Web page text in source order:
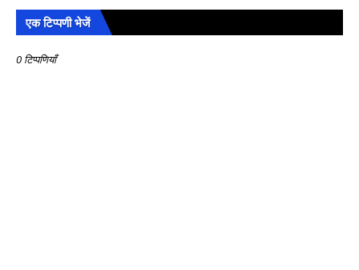
एक टिप्पणी भेजें
0 टिप्पणियाँ